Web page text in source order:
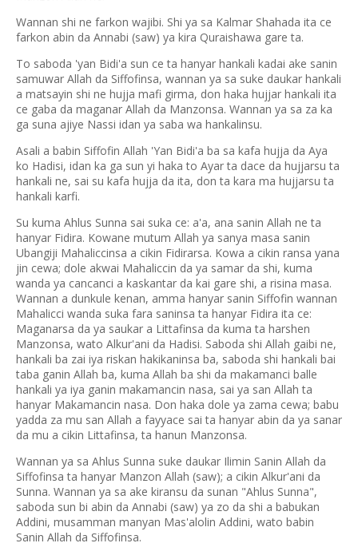
Wannan shi ne farkon wajibi. Shi ya sa Kalmar Shahada ita ce
farkon abin da Annabi (saw) ya kira Quraishawa gare ta.
To saboda 'yan Bidi'a sun ce ta hanyar hankali kadai ake sanin
samuwar Allah da Siffofinsa, wannan ya sa suke daukar hankali
a matsayin shi ne hujja mafi girma, don haka hujjar hankali ita
ce gaba da maganar Allah da Manzonsa. Wannan ya sa za ka
ga suna ajiye Nassi idan ya saba wa hankalinsu.
Asali a babin Siffofin Allah 'Yan Bidi'a ba sa kafa hujja da Aya
ko Hadisi, idan ka ga sun yi haka to Ayar ta dace da hujjarsu ta
hankali ne, sai su kafa hujja da ita, don ta kara ma hujjarsu ta
hankali karfi.
Su kuma Ahlus Sunna sai suka ce: a'a, ana sanin Allah ne ta
hanyar Fidira. Kowane mutum Allah ya sanya masa sanin
Ubangiji Mahaliccinsa a cikin Fidirarsa. Kowa a cikin ransa yana
jin cewa; dole akwai Mahaliccin da ya samar da shi, kuma
wanda ya cancanci a kaskantar da kai gare shi, a risina masa.
Wannan a dunkule kenan, amma hanyar sanin Siffofin wannan
Mahalicci wanda suka fara saninsa ta hanyar Fidira ita ce:
Maganarsa da ya saukar a Littafinsa da kuma ta harshen
Manzonsa, wato Alkur'ani da Hadisi. Saboda shi Allah gaibi ne,
hankali ba zai iya riskan hakikaninsa ba, saboda shi hankali bai
taba ganin Allah ba, kuma Allah ba shi da makamanci balle
hankali ya iya ganin makamancin nasa, sai ya san Allah ta
hanyar Makamancin nasa. Don haka dole ya zama cewa; babu
yadda za mu san Allah a fayyace sai ta hanyar abin da ya sanar
da mu a cikin Littafinsa, ta hanun Manzonsa.
Wannan ya sa Ahlus Sunna suke daukar Ilimin Sanin Allah da
Siffofinsa ta hanyar Manzon Allah (saw); a cikin Alkur'ani da
Sunna. Wannan ya sa ake kiransu da sunan "Ahlus Sunna",
saboda sun bi abin da Annabi (saw) ya zo da shi a babukan
Addini, musamman manyan Mas'alolin Addini, wato babin
Sanin Allah da Siffofinsa.